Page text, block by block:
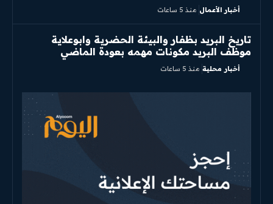
أخبار الأعمال منذ 5 ساعات
تاريخ البريد بظفار والبيئة الحضرية وابوعلاية
موظف البريد مكونات مهمه بعودة الماضي
أخبار محلية منذ 5 ساعات